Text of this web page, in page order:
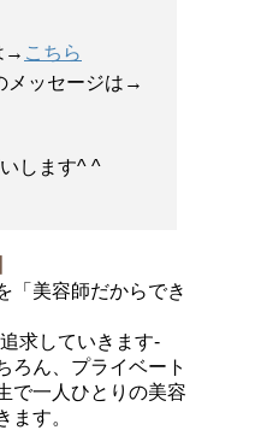
→ こちら
メッセージは→
します^ ^
「美容師だからでき
求していきます-
ろん、プライベート
で一人ひとりの美容
ます。